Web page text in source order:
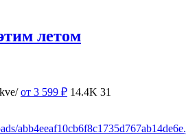
летом
от 3 599 ₽ 14.4K 31